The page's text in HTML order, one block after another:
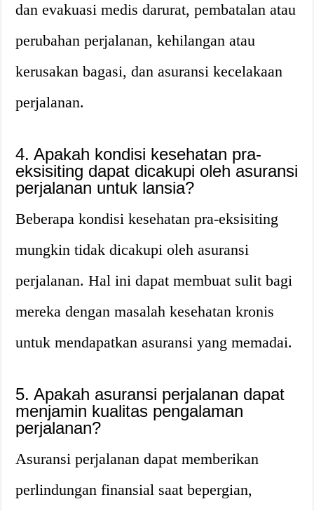
dan evakuasi medis darurat, pembatalan atau
perubahan perjalanan, kehilangan atau
kerusakan bagasi, dan asuransi kecelakaan
perjalanan.
4. Apakah kondisi kesehatan pra-
eksisiting dapat dicakupi oleh asuransi
perjalanan untuk lansia?
Beberapa kondisi kesehatan pra-eksisiting
mungkin tidak dicakupi oleh asuransi
perjalanan. Hal ini dapat membuat sulit bagi
mereka dengan masalah kesehatan kronis
untuk mendapatkan asuransi yang memadai.
5. Apakah asuransi perjalanan dapat
menjamin kualitas pengalaman
perjalanan?
Asuransi perjalanan dapat memberikan
perlindungan finansial saat bepergian,